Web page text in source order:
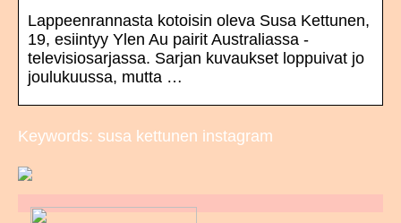
Lappeenrannasta kotoisin oleva Susa Kettunen,
19, esiintyy Ylen Au pairit Australiassa -
televisiosarjassa. Sarjan kuvaukset loppuivat jo
joulukuussa, mutta …
Keywords: susa kettunen instagram